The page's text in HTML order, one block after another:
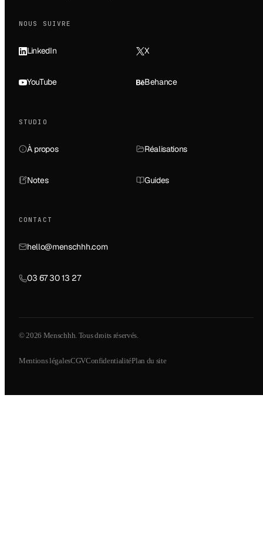
NOUS SUIVRE
LinkedIn X
YouTube Behance
STUDIO
À propos Réalisations
Notes Guides
CONTACT
hello@menschhh.com
03 67 30 13 27
© 2026 Menschhh. Tous droits réservés.
Mentions légalesCGVConfidentialitéPlan du site